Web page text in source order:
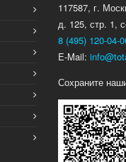
117587, г.
д. 125, стр. 1,
8 (495) 120-04-
E-Mail:
Сохраните